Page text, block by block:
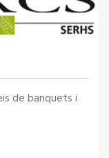
de banquets i